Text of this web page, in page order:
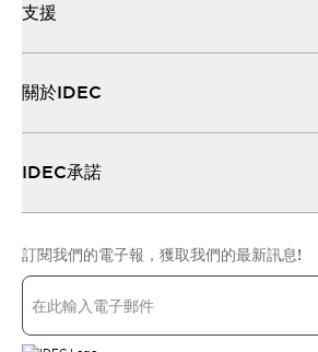
支援
關於IDEC
IDEC承諾
訂閱我們的電子報，獲取我們的最新訊息!